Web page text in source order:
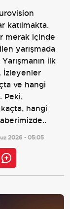
katılmakta.
merak içinde
yarışmada
ilk
İzleyenler
ve hangi
Peki,
hangi
2026 - 05:05